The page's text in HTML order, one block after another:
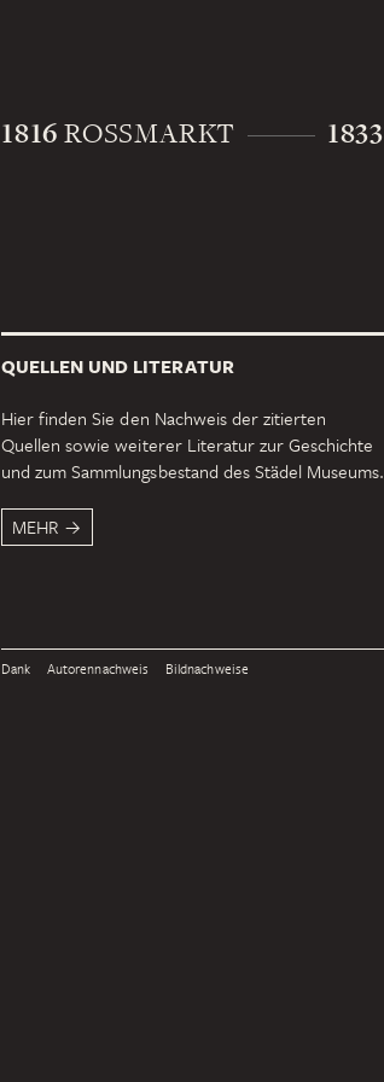
1816 ROSSMARKT 1833
QUELLEN UND LITERATUR
Hier finden Sie den Nachweis der zitierten
Quellen sowie weiterer Literatur zur Geschichte
und zum Sammlungsbestand des Städel Museums.
MEHR
Dank Autorennachweis Bildnachweise